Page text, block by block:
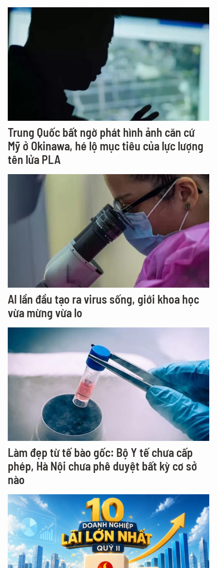
Trung Quốc bất ngờ phát hình ảnh căn cứ
Mỹ ở Okinawa, hé lộ mục tiêu của lực lượng
tên lửa PLA
AI lần đầu tạo ra virus sống, giới khoa học
vừa mừng vừa lo
Làm đẹp từ tế bào gốc: Bộ Y tế chưa cấp
phép, Hà Nội chưa phê duyệt bất kỳ cơ sở
nào